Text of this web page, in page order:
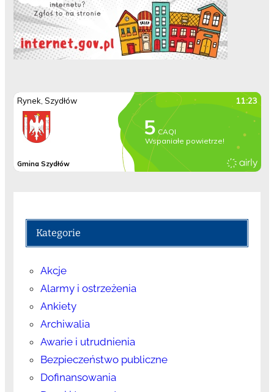
Kategorie
Akcje
Alarmy i ostrzeżenia
Ankiety
Archiwalia
Awarie i utrudnienia
Bezpieczeństwo publiczne
Dofinansowania